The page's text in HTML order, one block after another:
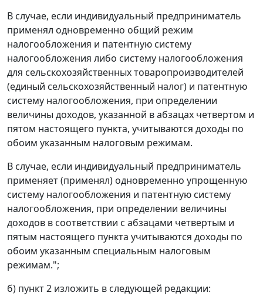
В случае, если индивидуальный предприниматель
применял одновременно общий режим
налогообложения и патентную систему
налогообложения либо систему налогообложения
для сельскохозяйственных товаропроизводителей
(единый сельскохозяйственный налог) и патентную
систему налогообложения, при определении
величины доходов, указанной в абзацах четвертом и
пятом настоящего пункта, учитываются доходы по
обоим указанным налоговым режимам.
В случае, если индивидуальный предприниматель
применяет (применял) одновременно упрощенную
систему налогообложения и патентную систему
налогообложения, при определении величины
доходов в соответствии с абзацами четвертым и
пятым настоящего пункта учитываются доходы по
обоим указанным специальным налоговым
режимам.";
б) пункт 2 изложить в следующей редакции: